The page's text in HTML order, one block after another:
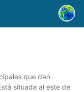
que dan
situada al este de